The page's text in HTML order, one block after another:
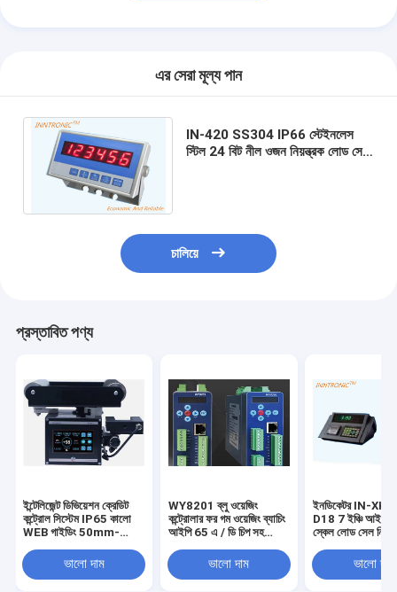
এর সেরা মূল্য পান
IN-420 SS304 IP66 স্টেইনলেস
স্টিল 24 বিট নীল ওজন নিয়ন্ত্রক লোড সেল
চালিয়ে
প্রস্তাবিত পণ্য
ইন্টেলিজেন্ট ডিভিয়েশন ক্রেডিট
কন্ট্রোল সিস্টেম IP65 কালো
WEB গাইডিং 50mm-
ভালো দাম
WY8201 ব্লু ওয়েজিং
কন্ট্রোলার ফর গম ওয়েজিং ব্যাচিং
আইপি 65 এ / ডি চিপ সহ
ভালো দাম
ইনডিকেটর IN-
D18 7 ইঞ্চি আইপি
স্কেল লোড সেল
0.5uV / দিনভালো দাম